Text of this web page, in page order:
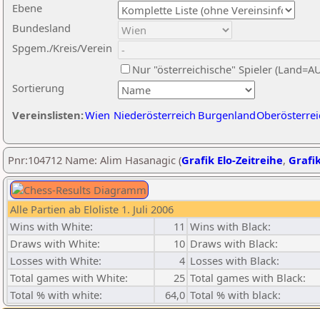
Ebene
Sortierung
Bundesland
Spgem./Kreis/Verein
Nur "österreichische" Spieler
Vereinslisten:Wien Niederösterreich Burgenland
Pnr:104712 Name: Alim Hasanagic (Grafik Elo-Zeitreihe,
Alle Partien ab Eloliste 1. Juli 2006
Wins with White:
11 Wins with Black:
Draws with White:
10 Draws with Black:
Losses with White:
4 Losses with Black:
Total games with White:
25 Total games with Black:
Total % with white:
64,0 Total % with black: